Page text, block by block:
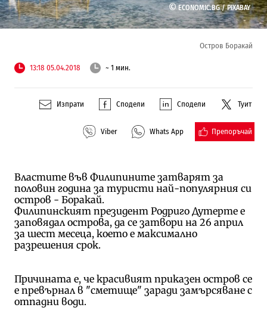
©ECONOMIC.BG /PIXABAY
Остров Боракай
13:18 05.04.2018 ~ 1 мин.
Изпрати Сподели Сподели Туит
Viber Whats App Препоръчай
Властите във Филипините затварят за
половин година за туристи най-популярния си
остров - Боракай.
Филипинският президент Родриго Дутерте е
заповядал острова, да се затвори на 26 април
за шест месеца, което е максимално
разрешения срок.
Причината е, че красивият приказен остров се
е превърнал в "сметище" заради замърсяване с
отпадни води.